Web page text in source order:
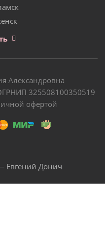
Александровна
325508100350519
офертой
Евгений Донич